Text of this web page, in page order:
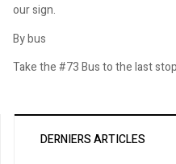
our sign.
By bus
Take the #73 Bus to the last
DERNIERS ARTICLES